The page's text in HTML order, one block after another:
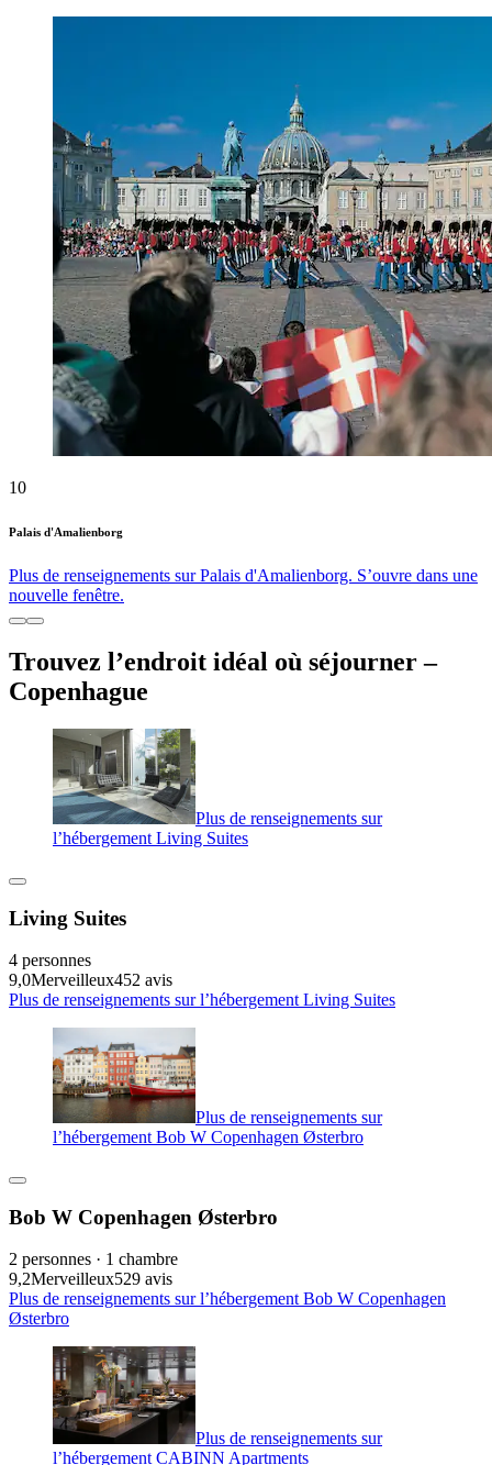
10
Palais d'Amalienborg
Plus de renseignements sur Palais d'Amalienborg. S’ouvre dans une
nouvelle fenêtre.
Trouvez l’endroit idéal où séjourner –
Copenhague
Plus de renseignements sur
l’hébergement Living Suites
Living Suites
4 personnes
9,0Merveilleux452 avis
Plus de renseignements sur l’hébergement Living Suites
Plus de renseignements sur
l’hébergement Bob W Copenhagen Østerbro
Bob W Copenhagen Østerbro
2 personnes · 1 chambre
9,2Merveilleux529 avis
Plus de renseignements sur l’hébergement Bob W Copenhagen
Østerbro
Plus de renseignements sur
l’hébergement CABINN Apartments